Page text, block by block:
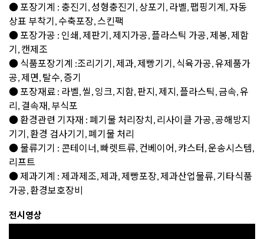
● 포장기계 : 충진기, 성형충진기, 상포기, 라벨, 팹핑기계, 자동
상표 부착기, 수축포장, 스킨팩
● 포장가공 : 인쇄, 제판기, 제지가공, 플라스틱 가공, 제봉, 제함
기, 캔제조
● 식품포장기계 :조리기기, 제과, 제빵기기, 식육가공, 유제품가
공, 제면, 탈수, 증기
● 포장재료 : 라벨, 씰, 잉크, 지함, 판지, 제지, 플라스틱, 금속, 유
리, 결속재, 부식포
● 환경관련 기자재 : 폐기물 처리장치, 리사이클 가공, 공해방지
기기, 환경 검사기기, 폐기물 처리
● 물류기기 : 콘테이너, 빠렛트류, 컨베이어, 캬스터, 운송시스템,
리프트
● 제과기계 : 제과제조, 제과, 제빵포장, 제과산업물류, 기타식품
가공, 환경보호장비
전시영상